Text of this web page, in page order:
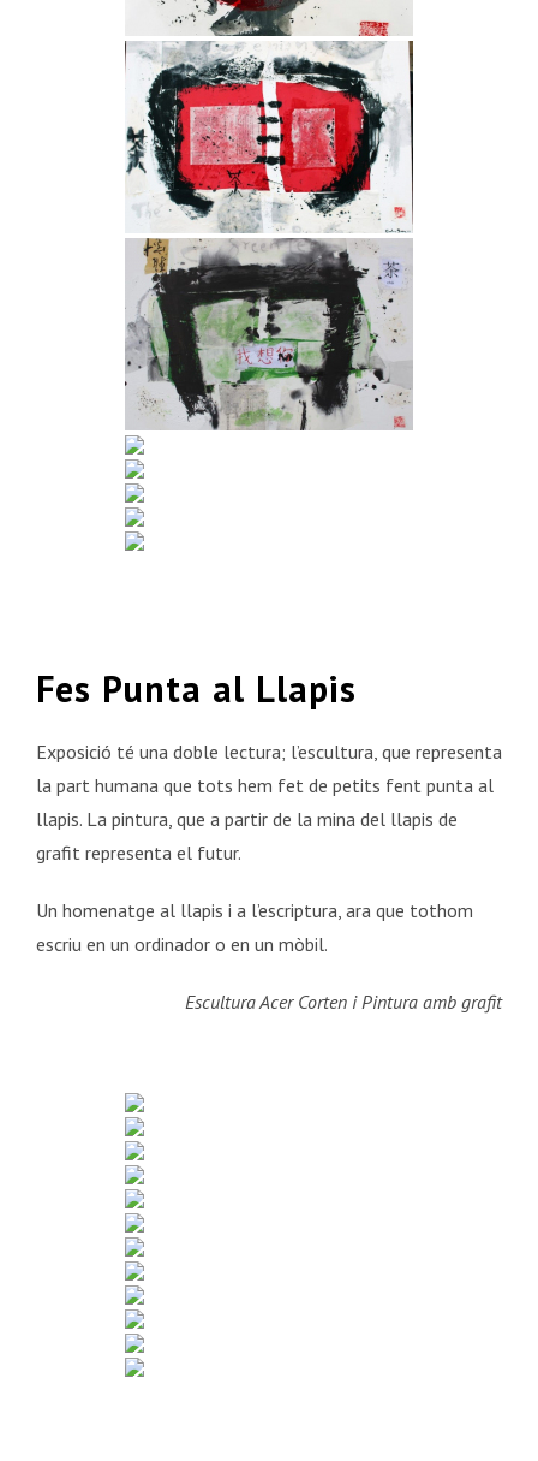
Fes Punta al Llapis
Exposició té una doble lectura; l’escultura, que representa
la part humana que tots hem fet de petits fent punta al
llapis. La pintura, que a partir de la mina del llapis de
grafit representa el futur.
Un homenatge al llapis i a l’escriptura, ara que tothom
escriu en un ordinador o en un mòbil.
Escultura Acer Corten i Pintura amb grafit